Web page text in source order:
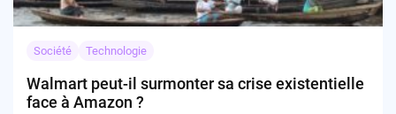
Société Technologie
Walmart peut-il surmonter sa crise existentielle
face à Amazon ?